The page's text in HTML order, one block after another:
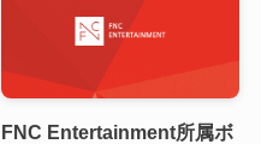
FNC Entertainment所属ボ